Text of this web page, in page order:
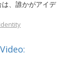
、誰かがアイデ